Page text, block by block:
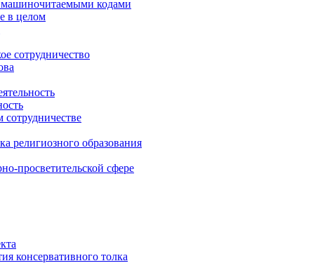
кодами
в целом
сотрудничество
религиозного образования
просветительской сфере
консервативного толка